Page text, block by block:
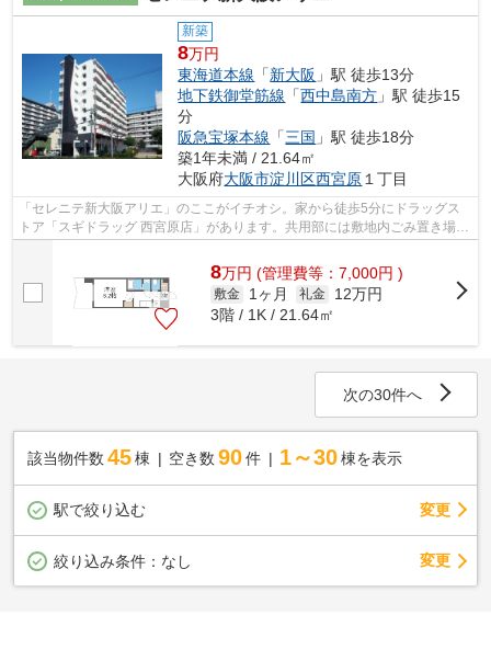
新築
8万円
東海道本線 「新大阪 」駅 徒歩13分
地下鉄御堂筋線 「西中島南方 」駅 徒歩15
分
阪急宝塚本線 「三国 」駅 徒歩18分
築1年未満 / 21.64㎡
大阪府大阪市淀川区西宮原１丁目
「セレニテ新大阪アリエ」のここがイチオシ。家から徒歩5分にドラッグス
トア「スギドラッグ 西宮原店」があります。共用部には敷地内ごみ置き場・
8万円 (管理費等：7,000円 )
敷金 1ヶ月 礼金
12万円
3階 / 1K / 21.64㎡
次の30件へ
該当物件数 45棟 空き数 90 件 1～30 棟を表示
駅で絞り込む 変更
絞り込み条件： なし 変更